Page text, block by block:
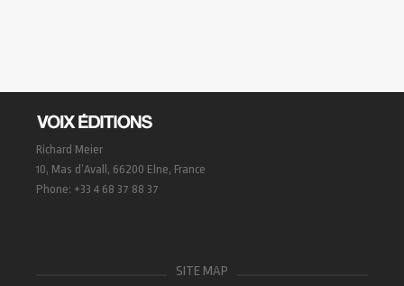
Richard Meier
10, Mas d’Avall, 66200 Elne, France
Phone: +33 4 68 37 88 37
SITE MAP